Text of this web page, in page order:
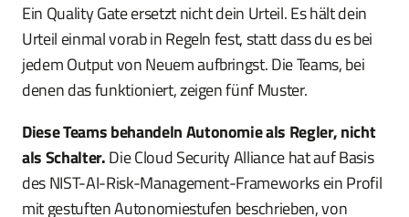
Ein Quality Gate ersetzt nicht dein Urteil. Es hält dein
Urteil einmal vorab in Regeln fest, statt dass du es bei
jedem Output von Neuem aufbringst. Die Teams, bei
denen das funktioniert, zeigen fünf Muster.
Diese Teams behandeln Autonomie als Regler, nicht
als Schalter.Die Cloud Security Alliance hat auf Basis
des NIST-AI-Risk-Management-Frameworks ein Profil
mit gestuften Autonomiestufen beschrieben, von